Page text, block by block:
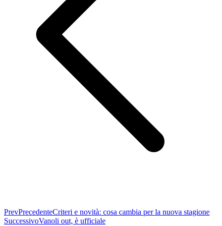
PrevPrecedenteCriteri e novità: cosa cambia per la nuova stagione
SuccessivoVanoli out, è ufficiale